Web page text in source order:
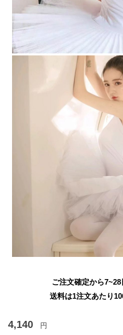
ご注文確定から
送料は1注文あたり
4,140 円